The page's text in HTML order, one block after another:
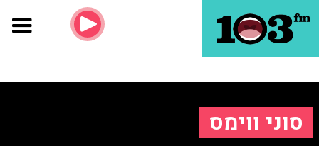
סוני ווימס